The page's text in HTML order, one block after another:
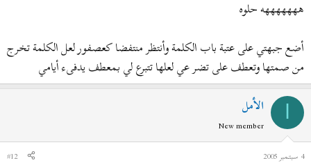
هههههههه حلوه
أضع جبهتي على عتبة باب الكلمة وأنتظر منتفضا كعصفور لعل الكلمة تخرج
من صمتها وتعطف على تضر عي لعلها تتبرع لي بمعطف يدفىء أيامي
الأمل
New member
4 سبتمبر 2005
#12